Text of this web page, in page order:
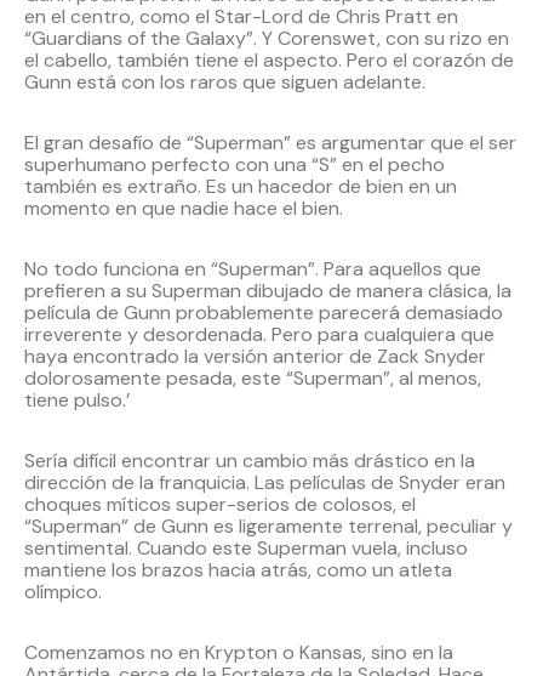
en el centro, como el Star-Lord de Chris Pratt en
“Guardians of the Galaxy”. Y Corenswet, con su rizo en
el cabello, también tiene el aspecto. Pero el corazón de
Gunn está con los raros que siguen adelante.
El gran desafío de “Superman” es argumentar que el ser
superhumano perfecto con una “S” en el pecho
también es extraño. Es un hacedor de bien en un
momento en que nadie hace el bien.
No todo funciona en “Superman”. Para aquellos que
prefieren a su Superman dibujado de manera clásica, la
película de Gunn probablemente parecerá demasiado
irreverente y desordenada. Pero para cualquiera que
haya encontrado la versión anterior de Zack Snyder
dolorosamente pesada, este “Superman”, al menos,
tiene pulso.’
Sería difícil encontrar un cambio más drástico en la
dirección de la franquicia. Las películas de Snyder eran
choques míticos super-serios de colosos, el
“Superman” de Gunn es ligeramente terrenal, peculiar y
sentimental. Cuando este Superman vuela, incluso
mantiene los brazos hacia atrás, como un atleta
olímpico.
Comenzamos no en Krypton o Kansas, sino en la